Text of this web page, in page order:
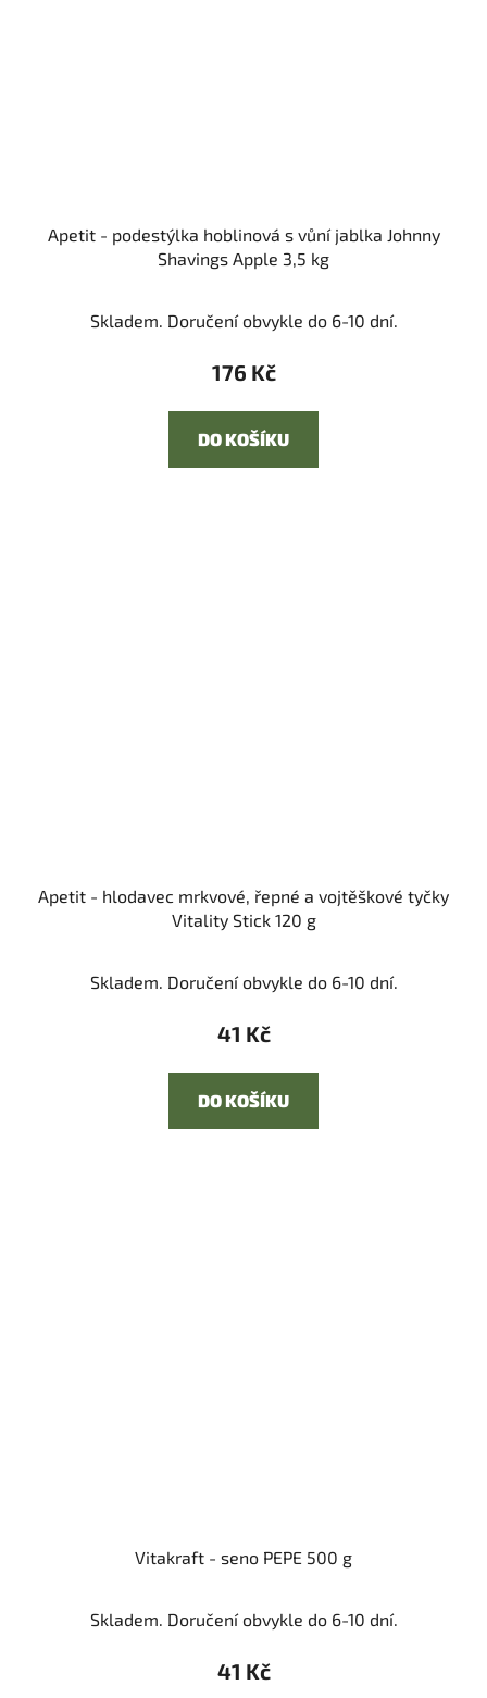
Apetit - podestýlka hoblinová s vůní jablka Johnny
Shavings Apple 3,5 kg
Skladem. Doručení obvykle do 6-10 dní.
176 Kč
DO KOŠÍKU
Apetit - hlodavec mrkvové, řepné a vojtěškové tyčky
Vitality Stick 120 g
Skladem. Doručení obvykle do 6-10 dní.
41 Kč
DO KOŠÍKU
Vitakraft - seno PEPE 500 g
Skladem. Doručení obvykle do 6-10 dní.
41 Kč